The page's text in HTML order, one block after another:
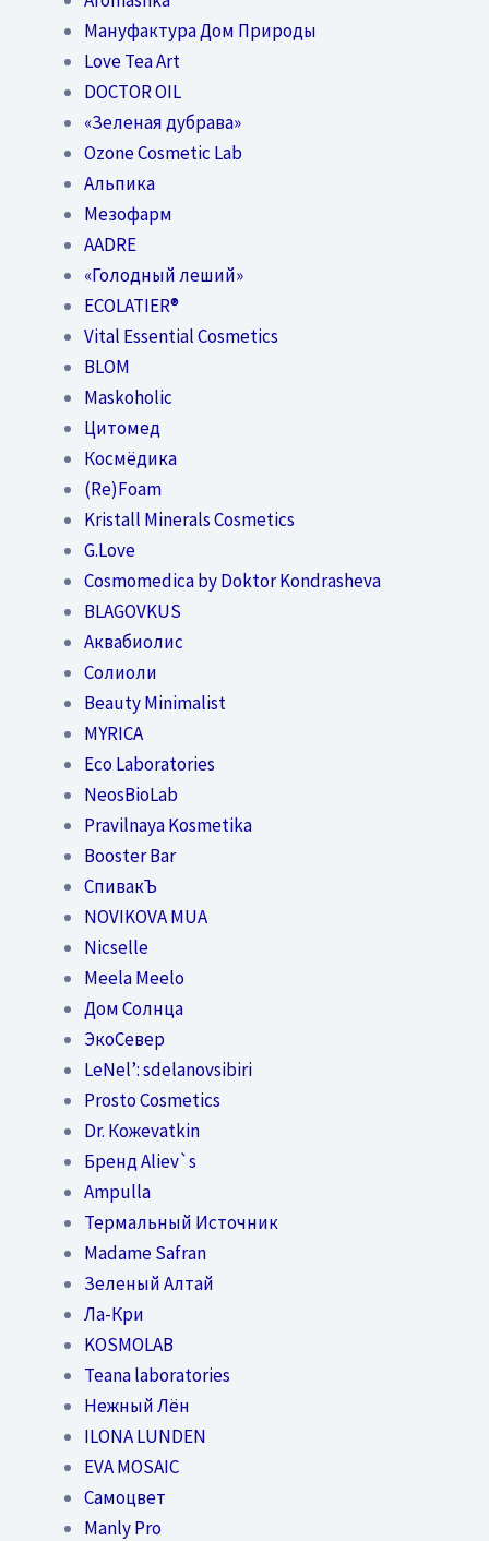
Мануфактура Дом Природы
Love Tea Art
DOCTOR OIL
«Зеленая дубрава»
Ozone Cosmetic Lab
Альпика
Мезофарм
AADRE
«Голодный леший»
EСОLATIER®
Vital Essential Cosmetics
BLOM
Maskoholic
Цитомед
Космёдика
(Re)Foam
Kristall Minerals Cosmetics
G.Love
Cosmomedica by Doktor Kondrasheva
BLAGOVKUS
Аквабиолис
Солиоли
Beauty Minimalist
MYRICA
Eco Laboratories
NeosBioLab
Pravilnaya Kosmetika
Booster Bar
СпивакЪ
NOVIKOVA MUA
Nicselle
Meela Meelo
Дом Солнца
ЭкоСевер
LeNel’: sdelanovsibiri
Prosto Cosmetics
Dr. Кожеvatkin
Бренд Aliev`s
Ampulla
Термальный Источник
Madame Safran
Зеленый Алтай
Ла-Кри
KOSMOLAB
Teana laboratories
Нежный Лён
ILONA LUNDEN
EVA MOSAIC
Самоцвет
Manly Pro